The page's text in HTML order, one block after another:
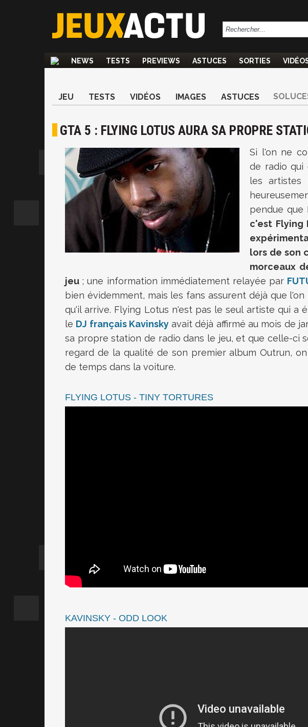
NEWS TESTS PREVIEWS ASTUCES SORTIES
JEU TESTS VIDÉOS IMAGES ASTUCES
GTA 5 : FLYING LOTUS AURA SA PROPRE
Si l'on ne
de radio qui
les artistes
pendue que
c'est Flying
lors de son
morceaux
jeu ; une information immédiatement relayée par
bien évidemment, mais les fans assurent déjà que
qu'il arrive. Flying Lotus n'est pas le seul artiste qui a
le DJ français Kavinskyavait déjà affirmé au mois de
sa propre station de radio dans le jeu, et que celle-ci
regard de la qualité de son premier album Outrun,
de temps dans la voiture.
FLYING LOTUS - TINY TORTURES
KAVINSKY - ODD LOOK